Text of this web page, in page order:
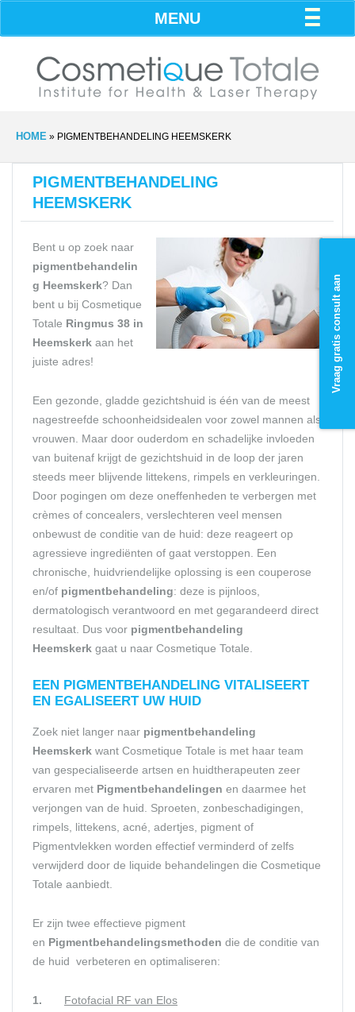
MENU
HOME » PIGMENTBEHANDELING HEEMSKERK
PIGMENTBEHANDELING
HEEMSKERK
Bent u op zoek naar
pigmentbehandelin
g Heemskerk? Dan
bent u bij Cosmetique
Totale Ringmus 38 in
Heemskerk aan het
juiste adres!
Een gezonde, gladde gezichtshuid is één van de meest
nagestreefde schoonheidsidealen voor zowel mannen als
vrouwen. Maar door ouderdom en schadelijke invloeden
van buitenaf krijgt de gezichtshuid in de loop der jaren
steeds meer blijvende littekens, rimpels en verkleuringen.
Door pogingen om deze oneffenheden te verbergen met
crèmes of concealers, verslechteren veel mensen
onbewust de conditie van de huid: deze reageert op
agressieve ingrediënten of gaat verstoppen. Een
chronische, huidvriendelijke oplossing is een couperose
en/of pigmentbehandeling: deze is pijnloos,
dermatologisch verantwoord en met gegarandeerd direct
resultaat. Dus voor pigmentbehandeling
Heemskerk gaat u naar Cosmetique Totale.
EEN PIGMENTBEHANDELING VITALISEERT
EN EGALISEERT UW HUID
Zoek niet langer naar pigmentbehandeling
Heemskerk want Cosmetique Totale is met haar team
van gespecialiseerde artsen en huidtherapeuten zeer
ervaren met Pigmentbehandelingen en daarmee het
verjongen van de huid. Sproeten, zonbeschadigingen,
rimpels, littekens, acné, adertjes, pigment of
Pigmentvlekken worden effectief verminderd of zelfs
verwijderd door de liquide behandelingen die Cosmetique
Totale aanbiedt.
Er zijn twee effectieve pigment
en Pigmentbehandelingsmethoden die de conditie van
de huid verbeteren en optimaliseren:
1. Fotofacial RF van Elos
Vraag gratis consult aan